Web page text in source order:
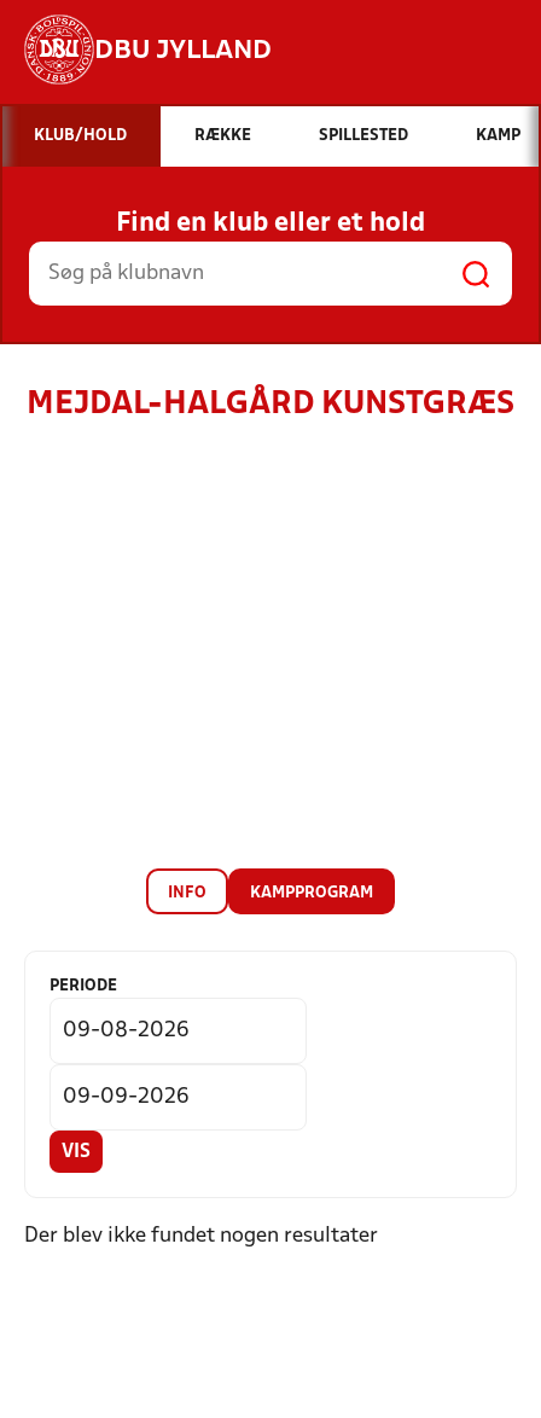
DBU JYLLAND
Hvad vil du søge efter?
INDHOLD OG NYHEDER
STILLINGER, RESULTATER, KLUBBER OG
HOLD
KLUB/HOLD RÆKKE SPILLESTED KAMP
Find en klub eller et hold
MEJDAL-HALGÅRD KUNSTGRÆS
INFO KAMPPROGRAM
PERIODE
VIS
Der blev ikke fundet nogen resultater